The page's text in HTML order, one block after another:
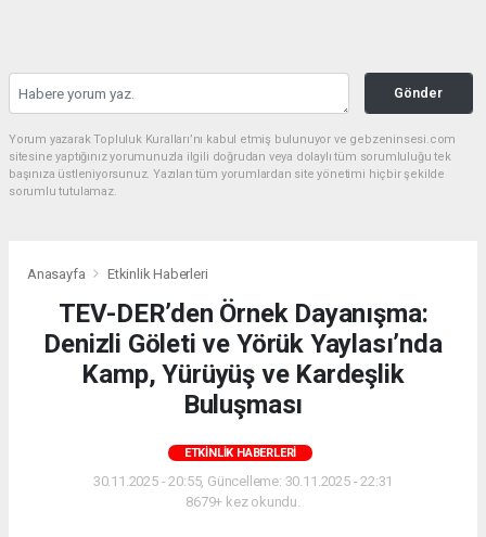
Gönder
Yorum yazarak Topluluk Kuralları’nı kabul etmiş bulunuyor ve gebzeninsesi.com
sitesine yaptığınız yorumunuzla ilgili doğrudan veya dolaylı tüm sorumluluğu tek
başınıza üstleniyorsunuz. Yazılan tüm yorumlardan site yönetimi hiçbir şekilde
sorumlu tutulamaz.
Anasayfa Etkinlik Haberleri
TEV-DER’den Örnek Dayanışma:
Denizli Göleti ve Yörük Yaylası’nda
Kamp, Yürüyüş ve Kardeşlik
Buluşması
ETKINLIK HABERLERI
30.11.2025 - 20:55, Güncelleme: 30.11.2025 - 22:31
8679+ kez okundu.